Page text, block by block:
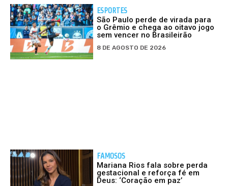
ESPORTES
São Paulo perde de virada para
o Grêmio e chega ao oitavo jogo
sem vencer no Brasileirão
8 DE AGOSTO DE 2026
FAMOSOS
Mariana Rios fala sobre perda
gestacional e reforça fé em
Deus: ‘Coração em paz’